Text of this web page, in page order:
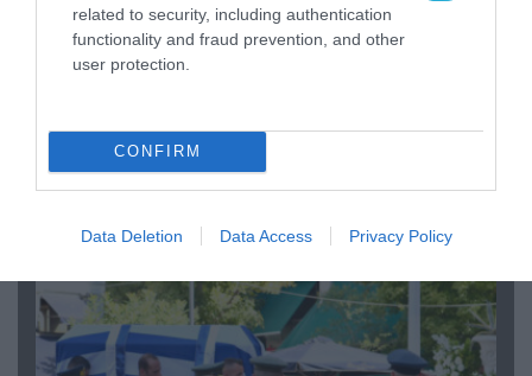
related to security, including authentication
functionality and fraud prevention, and other
user protection.
CONFIRM
Data Deletion Data Access Privacy Policy
«Οι εντελώς αθώοι»: Η ανάρτηση του Αρκά για
τα ζώα που χάθηκαν στις πυρκαγιές της